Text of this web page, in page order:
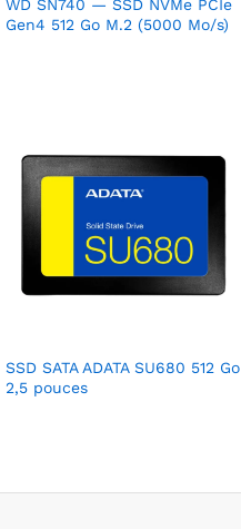
WD SN740 — SSD NVMe PCIe
Gen4 512 Go M.2 (5000 Mo/s)
SSD SATA ADATA SU680 512 Go
2,5 pouces